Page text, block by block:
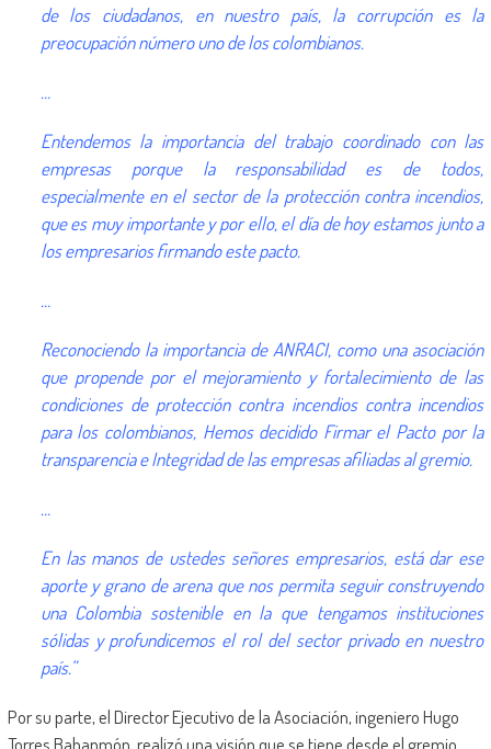
de los ciudadanos, en nuestro país, la corrupción es la
preocupación número uno de los colombianos.
…
Entendemos la importancia del trabajo coordinado con las
empresas porque la responsabilidad es de todos,
especialmente en el sector de la protección contra incendios,
que es muy importante y por ello, el día de hoy estamos junto a
los empresarios firmando este pacto.
…
Reconociendo la importancia de ANRACI, como una asociación
que propende por el mejoramiento y fortalecimiento de las
condiciones de protección contra incendios contra incendios
para los colombianos, Hemos decidido Firmar el Pacto por la
transparencia e Integridad de las empresas afiliadas al gremio.
…
En las manos de ustedes señores empresarios, está dar ese
aporte y grano de arena que nos permita seguir construyendo
una Colombia sostenible en la que tengamos instituciones
sólidas y profundicemos el rol del sector privado en nuestro
país.”
Por su parte, el Director Ejecutivo de la Asociación, ingeniero Hugo
Torres Bahanmón, realizó una visión que se tiene desde el gremio